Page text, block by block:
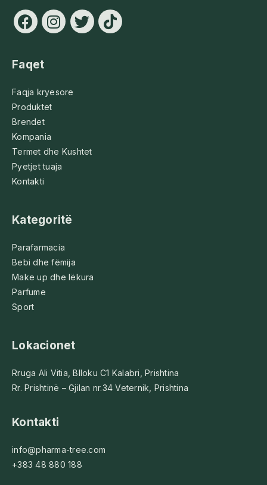
Faqet
Faqja kryesore
Produktet
Brendet
Kompania
Termet dhe Kushtet
Pyetjet tuaja
Kontakti
Kategoritë
Parafarmacia
Bebi dhe fëmija
Make up dhe lëkura
Parfume
Sport
Lokacionet
Rruga Ali Vitia, Blloku C1 Kalabri, Prishtina
Rr. Prishtinë – Gjilan nr.34 Veternik, Prishtina
Kontakti
info@pharma-tree.com
+383 48 880 188